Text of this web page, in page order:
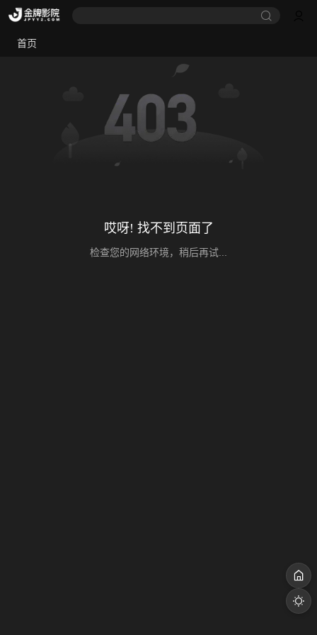
首页
哎呀! 找不到页面了
检查您的网络环境，稍后再试...